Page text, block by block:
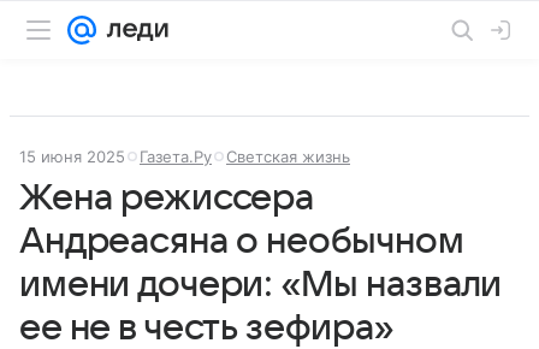
15 июня 2025 Газета.Ру Светская жизнь
Жена режиссера
Андреасяна о необычном
имени дочери: «Мы назвали
ее не в честь зефира»